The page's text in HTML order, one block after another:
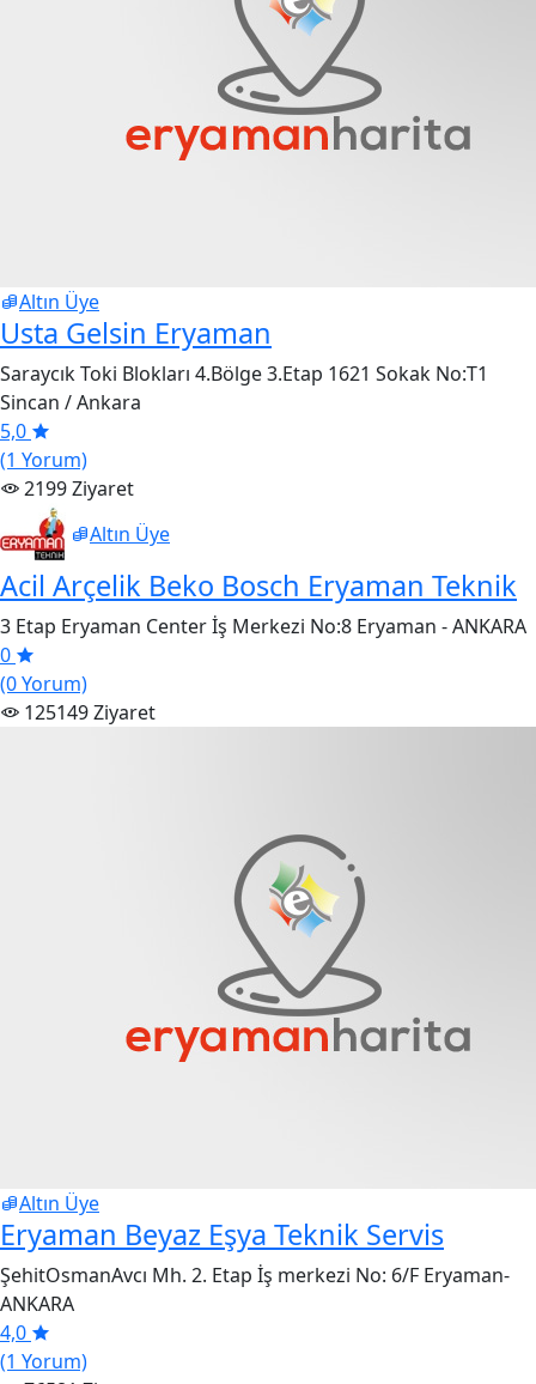
Altın Üye
Usta Gelsin Eryaman
Saraycık Toki Blokları 4.Bölge 3.Etap 1621 Sokak No:T1
Sincan / Ankara
5,0
(1 Yorum)
2199 Ziyaret
Altın Üye
Acil Arçelik Beko Bosch Eryaman Teknik
3 Etap Eryaman Center İş Merkezi No:8 Eryaman - ANKARA
0
(0 Yorum)
125149 Ziyaret
Altın Üye
Eryaman Beyaz Eşya Teknik Servis
ŞehitOsmanAvcı Mh. 2. Etap İş merkezi No: 6/F Eryaman-
ANKARA
4,0
(1 Yorum)